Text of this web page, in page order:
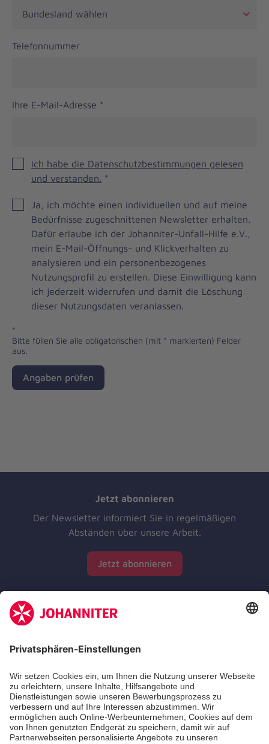
Telefonnummer
Ihre E-Mail-Adresse *
Ich habe die Datenschutzbestimmungen gelesen
und verstanden. *
Brevo
Newsletter
Checkbox
Ja, ich möchte einen individuellen und auf meine
Bedürfnisse zugeschnittenen Newsletter erhalten.
Dafür erlaube ich der Johanniter-Unfall-Hilfe e.V.,
mein E-Mail-Öffnungs- und Klickverhalten zu
analysieren und ein personenbezogenes
Nutzungsprofil zu erstellen. Diese Einwilligung kann
ich jederzeit widerrufen und damit die Löschung
dieser Nutzungsdaten veranlassen.
*
Bitte füllen Sie alle obligatorischen (mit * markierten) Felder
aus.
Angaben prüfen
Jetzt abonnieren
Der Newsletter informiert Sie in regelmäßigen
Abständen über unsere Arbeit.
Jetzt abonnieren
Zertifizierung der Johanniter-Unfall-Hilfe e.V.
Die Johanniter GmbH führt das Spendenzertifikat
des Deutschen Spendenrats e.V.